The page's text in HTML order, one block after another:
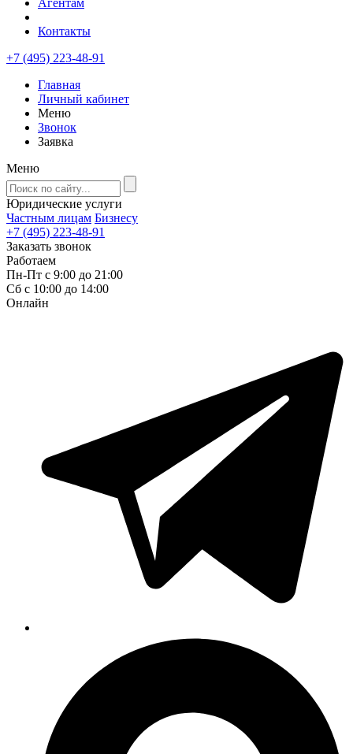
Агентам
Контакты
+7 (495) 223-48-91
Главная
Личный кабинет
Меню
Звонок
Заявка
Меню
Юридические услуги
Частным лицам Бизнесу
+7 (495) 223-48-91
Заказать звонок
Работаем
Пн-Пт с 9:00 до 21:00
Сб с 10:00 до 14:00
Онлайн